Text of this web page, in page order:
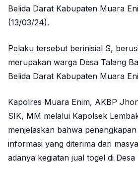
Belida Darat Kabupaten Muara
(13/03/24).
Pelaku tersebut berinisial S,
merupakan warga Desa Talang
Belida Darat Kabupaten Muara
Kapolres Muara Enim, AKBP
SIK, MM melalui Kapolsek
menjelaskan bahwa
informasi yang diterima dari
adanya kegiatan jual togel di Desa